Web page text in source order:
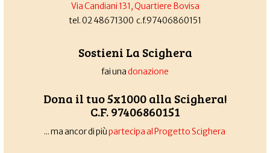
Via Candiani 131, Quartiere Bovisa
tel. 02 48671300 c.f.97406860151
Sostieni La Scighera
fai unadonazione
Dona il tuo 5x1000 alla Scighera!
C.F. 97406860151
... ma ancor di piùpartecipa al Progetto Scighera